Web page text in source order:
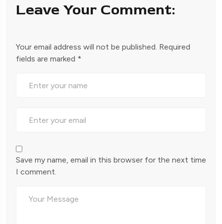
Leave Your Comment:
Your email address will not be published. Required
fields are marked *
Save my name, email in this browser for the next time
I comment.